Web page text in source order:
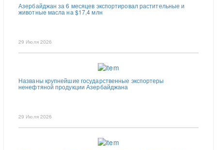
Азербайджан за 6 месяцев экспортировал растительные и
животные масла на $17,4 млн
29 Июля 2026
Названы крупнейшие государственные экспортеры
ненефтяной продукции Азербайджана
29 Июля 2026